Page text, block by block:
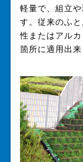
軽量で、組立
す。従来のふ
性またはアル
箇所に適用出来